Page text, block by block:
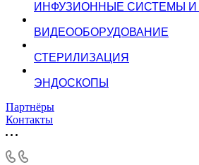
ИНФУЗИОННЫЕ СИСТЕМЫ
ВИДЕООБОРУДОВАНИЕ
СТЕРИЛИЗАЦИЯ
ЭНДОСКОПЫ
Партнёры
Контакты